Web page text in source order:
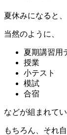
夏休みになると
当然のように、
夏期講習用
授業
小テスト
模試
合宿
などが組まれてい
もちろん、それ